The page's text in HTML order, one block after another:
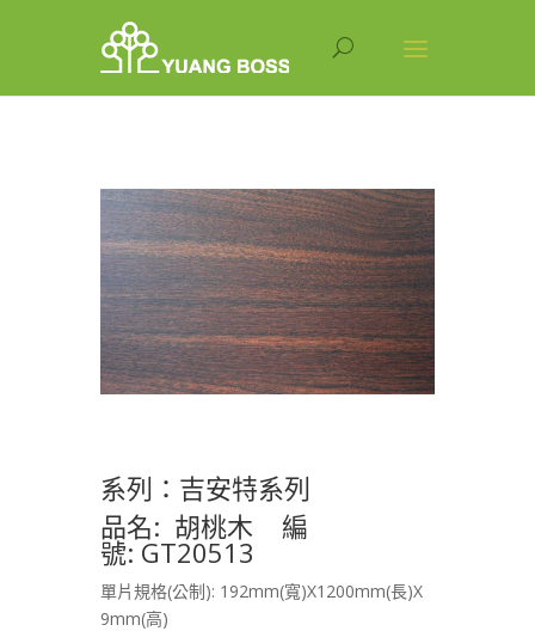
系列：吉安特系列
品名: 胡桃木 編
號: GT20513
單片規格(公制): 192mm(寬)X1200mm(長)X
9mm(高)